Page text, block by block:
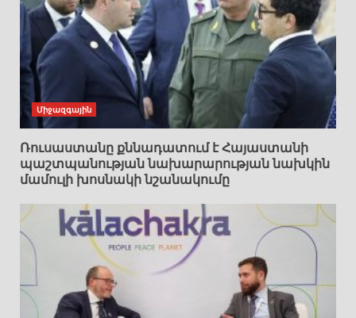
Միջազգային
Ռուսաստանը քննադատում է Հայաստանի
պաշտպանության նախարարության նախկին
մամուլի խոսնակի նշանակումը